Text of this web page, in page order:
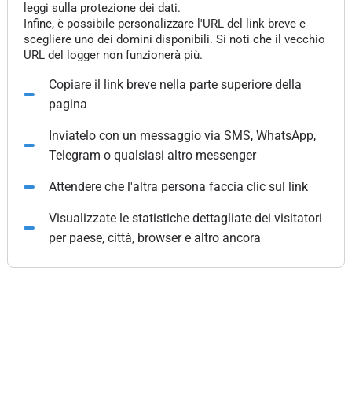
leggi sulla protezione dei dati.
Infine, è possibile personalizzare l'URL del link breve e
scegliere uno dei domini disponibili. Si noti che il vecchio
URL del logger non funzionerà più.
Copiare il link breve nella parte superiore della
pagina
Inviatelo con un messaggio via SMS, WhatsApp,
Telegram o qualsiasi altro messenger
Attendere che l'altra persona faccia clic sul link
Visualizzate le statistiche dettagliate dei visitatori
per paese, città, browser e altro ancora